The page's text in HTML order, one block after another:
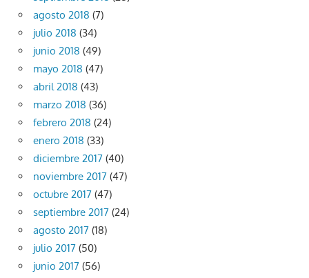
agosto 2018 (7)
julio 2018 (34)
junio 2018 (49)
mayo 2018 (47)
abril 2018 (43)
marzo 2018 (36)
febrero 2018 (24)
enero 2018 (33)
diciembre 2017 (40)
noviembre 2017 (47)
octubre 2017 (47)
septiembre 2017 (24)
agosto 2017 (18)
julio 2017 (50)
junio 2017 (56)